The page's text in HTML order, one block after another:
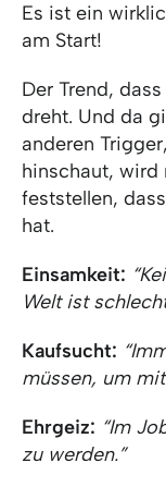
Es ist ein
am Start!
Der Trend,
dreht. Und da
anderen
hinschaut, wird
feststellen,
hat.
Einsamkeit:
Welt ist
Kaufsucht:
müssen, um
Ehrgeiz: “Im
zu werden.”